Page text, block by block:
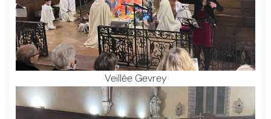
Veillée Gevrey